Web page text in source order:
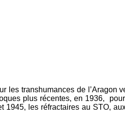
les transhumances de l’Aragon
plus récentes, en 1936,
1945, les réfractaires au STO,